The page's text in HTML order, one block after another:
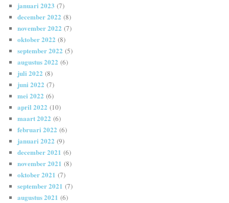
januari 2023 (7)
december 2022 (8)
november 2022 (7)
oktober 2022 (8)
september 2022 (5)
augustus 2022 (6)
juli 2022 (8)
juni 2022 (7)
mei 2022 (6)
april 2022 (10)
maart 2022 (6)
februari 2022 (6)
januari 2022 (9)
december 2021 (6)
november 2021 (8)
oktober 2021 (7)
september 2021 (7)
augustus 2021 (6)